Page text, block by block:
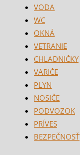
VODA
WC
OKNÁ
VETRANIE
CHLADNIČKY
VARIČE
PLYN
NOSIČE
PODVOZOK
PRÍVES
BEZPEČNOSŤ